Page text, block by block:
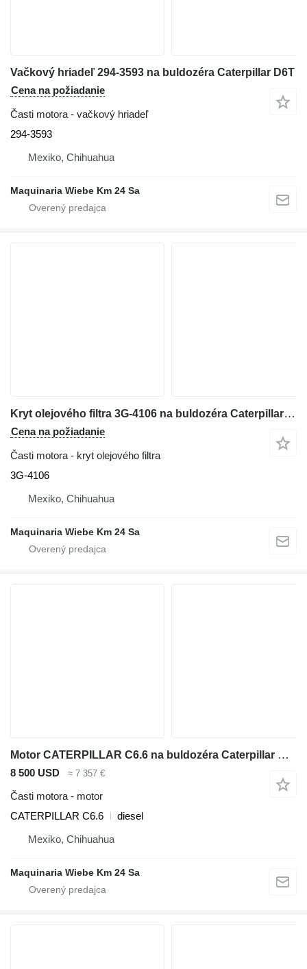
Vačkový hriadeľ 294-3593 na buldozéra Caterpillar D6T
Cena na požiadanie
Časti motora - vačkový hriadeľ
294-3593
Mexiko, Chihuahua
Maquinaria Wiebe Km 24 Sa
Kryt olejového filtra 3G-4106 na buldozéra Caterpillar 836
Cena na požiadanie
Časti motora - kryt olejového filtra
3G-4106
Mexiko, Chihuahua
Maquinaria Wiebe Km 24 Sa
Motor CATERPILLAR C6.6 na buldozéra Caterpillar D6N XL
8 500 USD ≈ 7 357 €
Časti motora - motor
CATERPILLAR C6.6
diesel
Mexiko, Chihuahua
Maquinaria Wiebe Km 24 Sa